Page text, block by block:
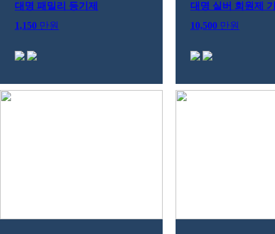
대명 패밀리 등기제
1,150 만원
대명 실버 회원제
10,500 만원